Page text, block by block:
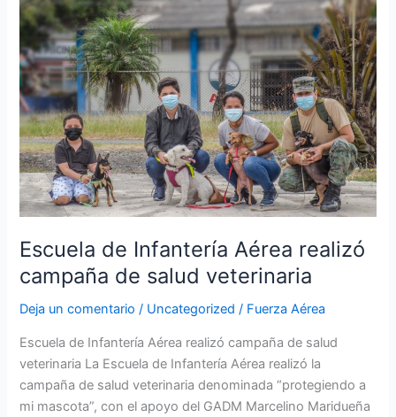
Escuela de Infantería Aérea realizó
campaña de salud veterinaria
Deja un comentario / Uncategorized / Fuerza Aérea
Escuela de Infantería Aérea realizó campaña de salud
veterinaria La Escuela de Infantería Aérea realizó la
campaña de salud veterinaria denominada “protegiendo a
mi mascota”, con el apoyo del GADM Marcelino Maridueña
de
Infantería
Aérea
realizó
campaña
de
salud
veterinaria